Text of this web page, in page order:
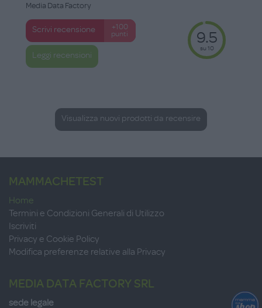
Media Data Factory
Scrivi recensione
+100
punti
Leggi recensioni
9.5
su 10
Visualizza nuovi prodotti da recensire
MAMMACHETEST
Home
Termini e Condizioni Generali di Utilizzo
Iscriviti
Privacy e Cookie Policy
Modifica preferenze relative alla Privacy
MEDIA DATA FACTORY SRL
sede legale